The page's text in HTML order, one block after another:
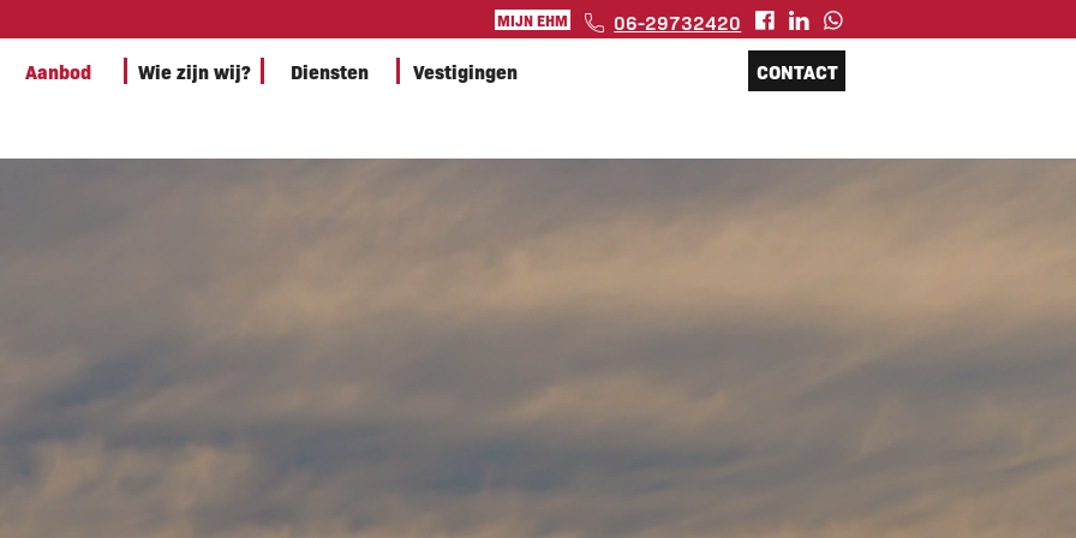
MIJN EHM
06-29732420
Aanbod
Wie zijn wij? Diensten Vestigingen CONTACT